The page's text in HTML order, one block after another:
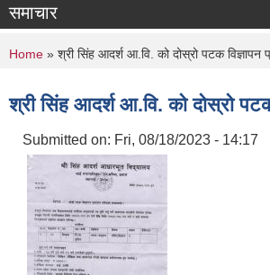
समाचार
You are here
Home » श्री सिंह आदर्श आ.वि. को दोस्रो पटक विज्ञापन
श्री सिंह आदर्श आ.वि. को दोस्रो
Submitted on: Fri, 08/18/2023 - 14:17